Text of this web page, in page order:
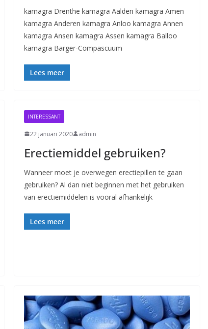
kamagra Drenthe kamagra Aalden kamagra Amen
kamagra Anderen kamagra Anloo kamagra Annen
kamagra Ansen kamagra Assen kamagra Balloo
kamagra Barger-Compascuum
Lees meer
INTERESSANT
22 januari 2020 admin
Erectiemiddel gebruiken?
Wanneer moet je overwegen erectiepillen te gaan
gebruiken? Al dan niet beginnen met het gebruiken
van erectiemiddelen is vooral afhankelijk
Lees meer